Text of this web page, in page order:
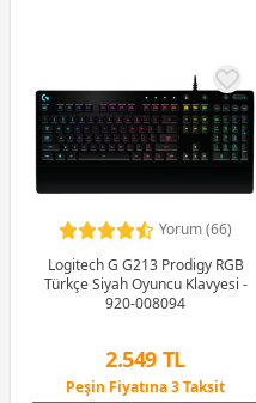
Yorum (66)
Logitech G G213 Prodigy RGB
Türkçe Siyah Oyuncu Klavyesi -
920-008094
2.549 TL
Peşin Fiyatına 3 Taksit